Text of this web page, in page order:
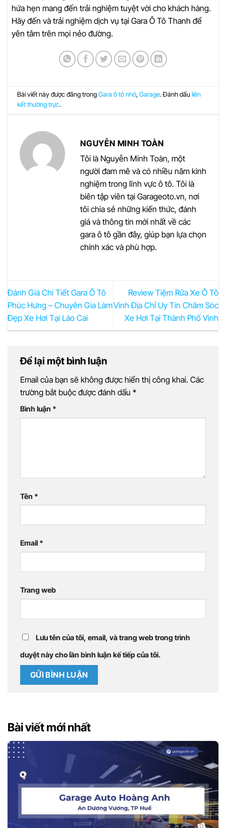
hứa hẹn mang đến trải nghiệm tuyệt vời cho khách hàng.
Hãy đến và trải nghiệm dịch vụ tại Gara Ô Tô Thanh để
yên tâm trên mọi nẻo đường.
Bài viết này được đăng trongGara ô tô nhỏ,Garage. Đánh dấuliên
kết thường trực.
NGUYỄN MINH TOÀN
Tôi là Nguyễn Minh Toàn, một
người đam mê và có nhiều năm kinh
nghiệm trong lĩnh vực ô tô. Tôi là
biên tập viên tại Garageoto.vn, nơi
tôi chia sẻ những kiến thức, đánh
giá và thông tin mới nhất về các
gara ô tô gần đây, giúp bạn lựa chọn
chính xác và phù hợp.
Đánh Giá Chi Tiết Gara Ô Tô
Phúc Hưng – Chuyên Gia Làm
Đẹp Xe Hơi Tại Lào Cai
Review Tiệm Rửa Xe Ô Tô
Vinh Địa Chỉ Uy Tín Chăm Sóc
Xe Hơi Tại Thành Phố Vinh
Để lại một bình luận
Email của bạn sẽ không được hiển thị công khai. Các
trường bắt buộc được đánh dấu *
Bình luận *
Tên *
Email *
Trang web
Lưu tên của tôi, email, và trang web trong trình
duyệt này cho lần bình luận kế tiếp của tôi.
Bài viết mới nhất